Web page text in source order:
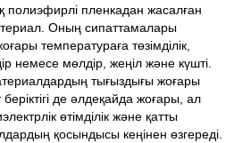
полиэфирлі пленкадан жасалған
Оның сипаттамалары
температураға төзімділік,
немесе мөлдір, жеңіл және күшті.
тығыздығы жоғары
де әлдеқайда жоғары, ал
өтімділік және қатты
қосындысы кеңінен өзгереді.